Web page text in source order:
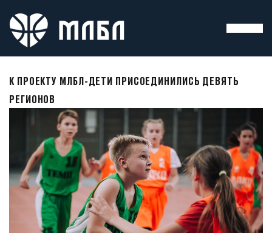
К ПРОЕКТУ МЛБЛ-ДЕТИ ПРИСОЕДИНИЛИСЬ ДЕВЯТЬ
РЕГИОНОВ